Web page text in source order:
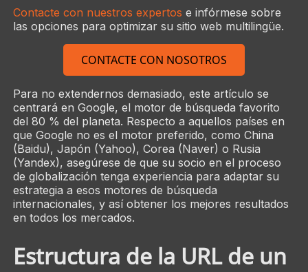
Contacte con nuestros expertos e infórmese sobre
las opciones para optimizar su sitio web multilingüe.
CONTACTE CON NOSOTROS
Para no extendernos demasiado, este artículo se
centrará en Google, el motor de búsqueda favorito
del 80 % del planeta. Respecto a aquellos países en
que Google no es el motor preferido, como China
(Baidu), Japón (Yahoo), Corea (Naver) o Rusia
(Yandex), asegúrese de que su socio en el proceso
de globalización tenga experiencia para adaptar su
estrategia a esos motores de búsqueda
internacionales, y así obtener los mejores resultados
en todos los mercados.
Estructura de la URL de un